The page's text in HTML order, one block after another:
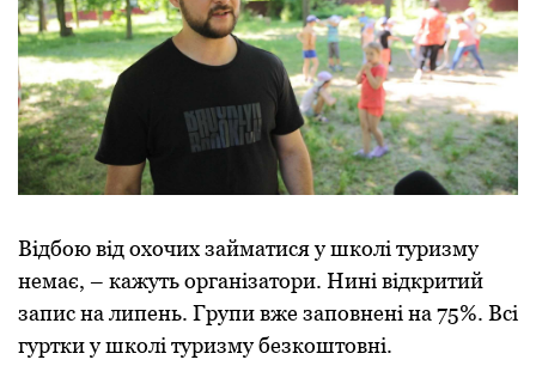
Відбою від охочих займатися у школі туризму
немає, – кажуть організатори. Нині відкритий
запис на липень. Групи вже заповнені на 75%. Всі
гуртки у школі туризму безкоштовні.